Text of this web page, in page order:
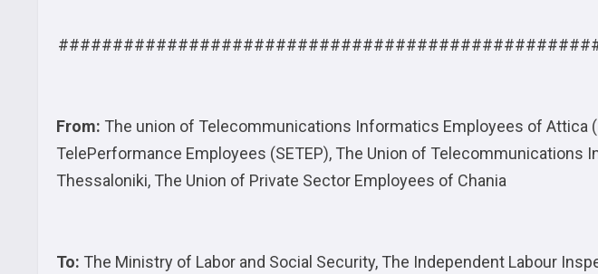
From: The union of Telecommunications Informatics Employees of Attica
TelePerformance Employees (SETEP), The Union of Telecommunications
Thessaloniki, The Union of Private Sector Employees of Chania
To: The Ministry of Labor and Social Security, The Ιndependent Labour